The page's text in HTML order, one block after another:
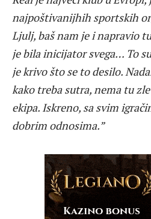
najpoštivanijhih sportskih
Ljulj, baš nam je i napravio
je bila inicijator svega… To
je krivo što se to desilo.
kako treba sutra, nema tu
ekipa. Iskreno, sa svim
dobrim odnosima.”